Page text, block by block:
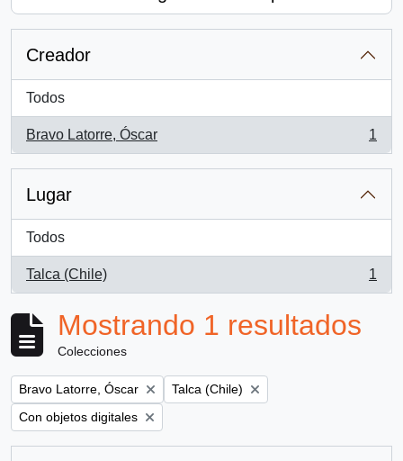
Creador
Todos
Bravo Latorre, Óscar
, 1 resultados
1
Lugar
Todos
Talca (Chile)
, 1 resultados
1
Mostrando 1 resultados
Colecciones
Remove filter:
Bravo Latorre, Óscar Remove filter:
Talca (Chile)
Remove filter:
Con objetos digitales